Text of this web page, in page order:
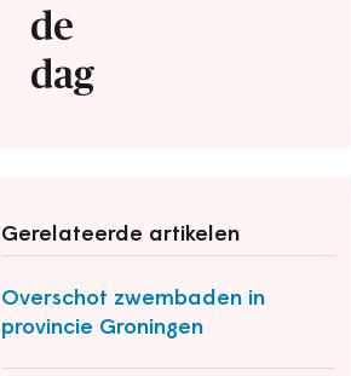
de
dag
Gerelateerde artikelen
Overschot zwembaden in
provincie Groningen